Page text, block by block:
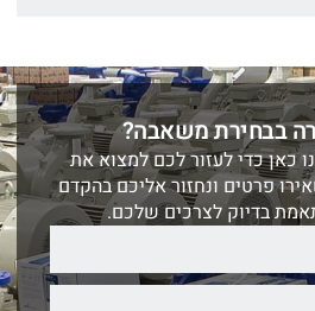
בבחירת משאבה?
כאן כדי לעזור לכם למצוא את
פרטים ונחזור אליכם בהקדם
בדיוק לצרכים שלכם.